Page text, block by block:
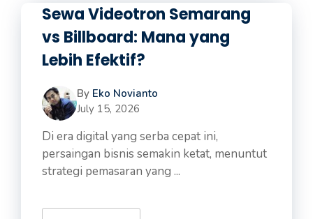
Sewa Videotron Semarang
vs Billboard: Mana yang
Lebih Efektif?
By Eko Novianto
July 15, 2026
Di era digital yang serba cepat ini,
persaingan bisnis semakin ketat, menuntut
strategi pemasaran yang ...